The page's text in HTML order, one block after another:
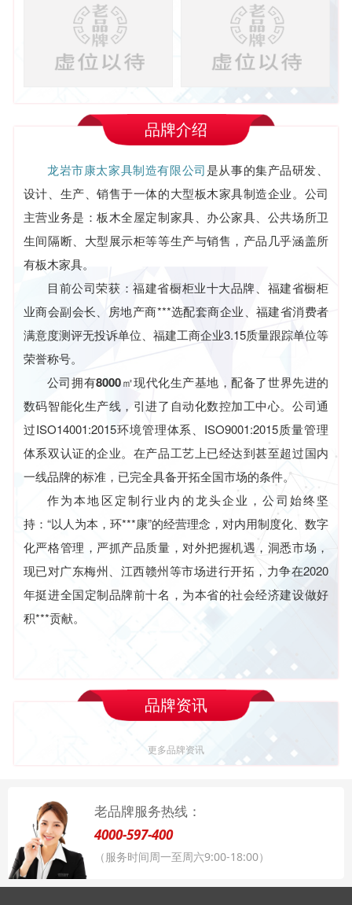
品牌介绍
龙岩市康太家具制造有限公司是从事的集产品研发、
设计、生产、销售于一体的大型板木家具制造企业。公司
主营业务是：板木全屋定制家具、办公家具、公共场所卫
生间隔断、大型展示柜等等生产与销售，产品几乎涵盖所
有板木家具。
目前公司荣获：福建省橱柜业十大品牌、福建省橱柜
业商会副会长、房地产商***选配套商企业、福建省消费者
满意度测评无投诉单位、福建工商企业3.15质量跟踪单位等
荣誉称号。
公司拥有8000㎡现代化生产基地 ，配备了世界先进的
数码智能化生产线，引进了自动化数控加工中心。公司通
过ISO14001:2015环境管理体系、ISO9001:2015质量管理
体系双认证的企业。在产品工艺上已经达到甚至超过国内
一线品牌的标准，已完全具备开拓全国市场的条件。
作为本地区定制行业内的龙头企业，公司始终坚
持：“以人为本，环***康”的经营理念，对内用制度化、数字
化严格管理，严抓产品质量，对外把握机遇，洞悉市场，
现已对广东梅州、江西赣州等市场进行开拓，力争在2020
年挺进全国定制品牌前十名 ，为本省的社会经济建设做好
积***贡献。
品牌资讯
更多品牌资讯
老品牌服务热线：
4000-597-400
（服务时间周一至周六9:00-18:00）